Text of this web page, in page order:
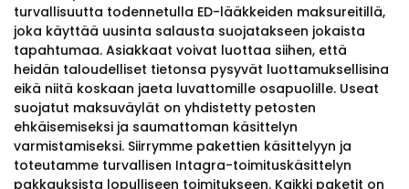
turvallisuutta todennetulla ED-lääkkeiden maksureitillä,
joka käyttää uusinta salausta suojatakseen jokaista
tapahtumaa. Asiakkaat voivat luottaa siihen, että
heidän taloudelliset tietonsa pysyvät luottamuksellisina
eikä niitä koskaan jaeta luvattomille osapuolille. Useat
suojatut maksuväylät on yhdistetty petosten
ehkäisemiseksi ja saumattoman käsittelyn
varmistamiseksi. Siirrymme pakettien käsittelyyn ja
toteutamme turvallisen Intagra-toimituskäsittelyn
pakkauksista lopulliseen toimitukseen. Kaikki paketit on